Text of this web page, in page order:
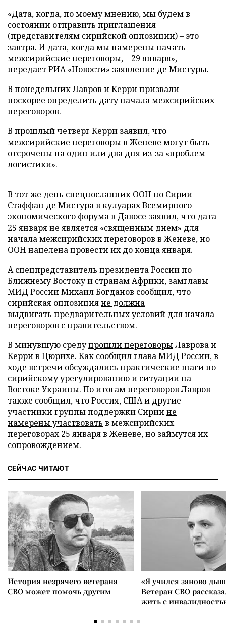
«Дата, когда, по моему мнению, мы будем в
состоянии отправить приглашения
(представителям сирийской оппозиции) – это
завтра. И дата, когда мы намерены начать
межсирийские переговоры, – 29 января», –
передаетРИА «Новости» заявление де Мистуры.
В понедельник Лавров и Керрипризвали
поскорее определить дату начала межсирийских
переговоров.
В прошлый четверг Керри заявил, что
межсирийские переговоры в Женеве могут быть
отсроченына один или два дня из-за «проблем
логистики».
В тот же день спецпосланник ООН по Сирии
Стаффан де Мистура в кулуарах Всемирного
экономического форума в Давосе заявил, что дата
25 января не является «священным днем» для
начала межсирийских переговоров в Женеве, но
ООН нацелена провести их до конца января.
А спецпредставитель президента России по
Ближнему Востоку и странам Африки, замглавы
МИД России Михаил Богданов сообщил, что
сирийская оппозицияне должна
выдвигать предварительных условий для начала
переговоров с правительством.
В минувшую средупрошли переговорыЛаврова и
Керри в Цюрихе. Как сообщил глава МИД России, в
ходе встречи обсуждались практические шаги по
сирийскому урегулированию и ситуации на
Востоке Украины. По итогам переговоров Лавров
также сообщил, что Россия, США и другие
участники группы поддержки Сириине
намерены участвовать в межсирийских
переговорах 25 января в Женеве, но займутся их
сопровождением.
СЕЙЧАС ЧИТАЮТ
История незрячего ветерана
СВО может помочь другим
«Я учился заново
Ветеран СВО
жить с